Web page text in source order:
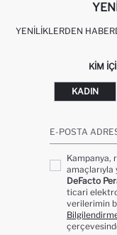
YENILIKLERDEN
KIM
KADIN
E-POSTA
Kampanya,
DeFacto
ticari
verilerimin